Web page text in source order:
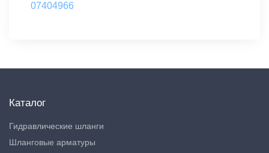
07404966
Каталог
Гидравлические шланги
Шланговые арматуры